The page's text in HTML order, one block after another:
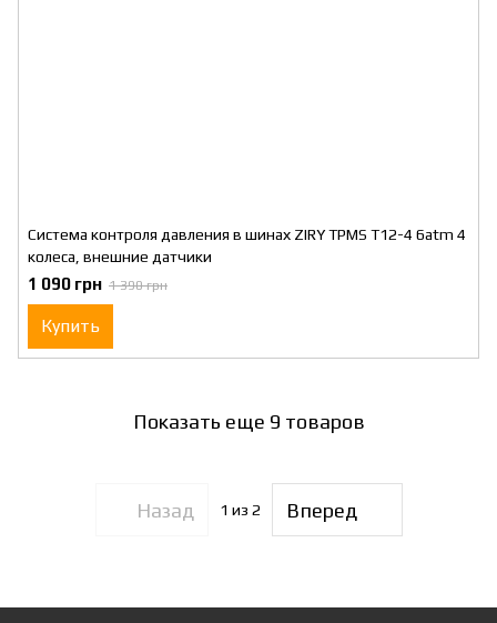
Система контроля давления в шинах ZIRY TPMS T12-4 6atm 4
колеса, внешние датчики
1 090 грн 1 390 грн
Купить
Показать еще 9 товаров
Назад 1 из 2 Вперед